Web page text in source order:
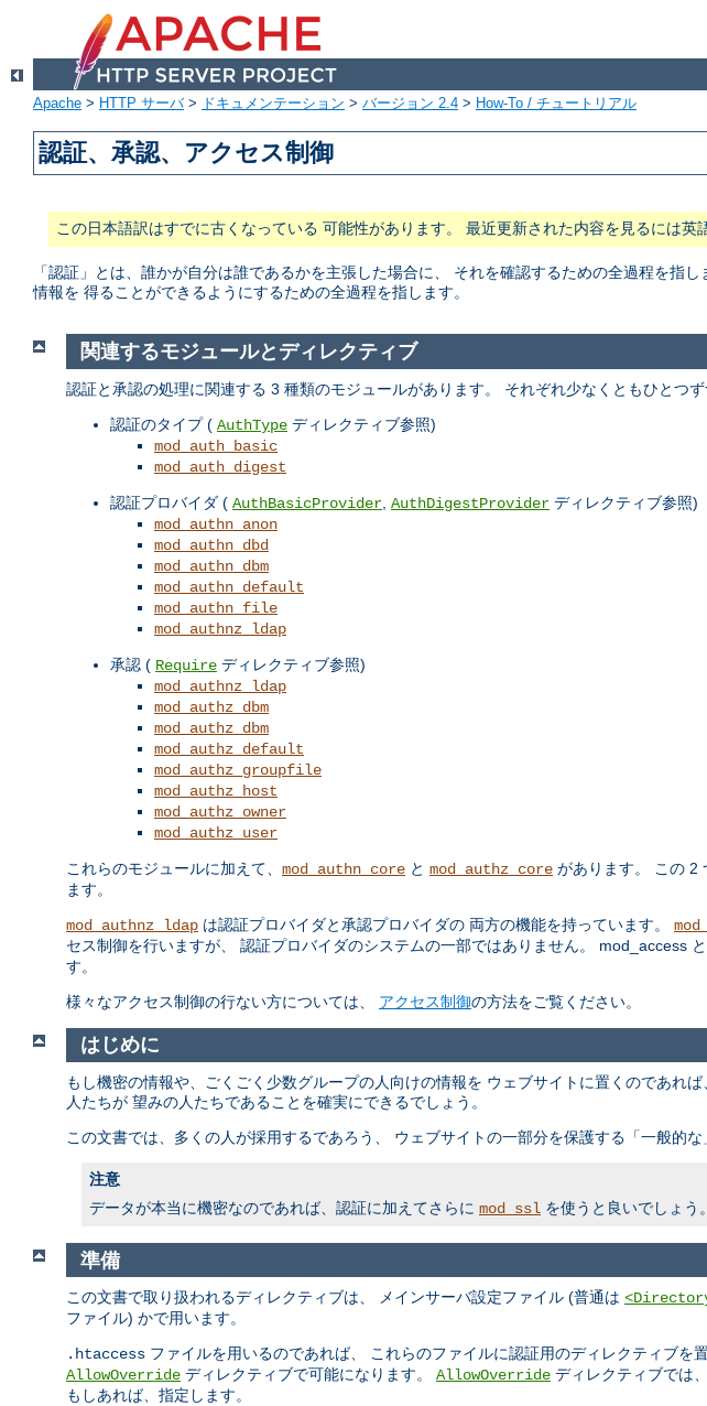
Apache > HTTP サーバ> ドキュメンテーション > バージョン 2.4 > How-To / チュートリアル
認証、承認、アクセス制御
この日本語訳はすでに古くなっている 可能性があります。 最近更新された内容を見るには英
「認証」とは、誰かが自分は誰であるかを主張した場合に、 それを確認するための全過程を指
情報を 得ることができるようにするための全過程を指します。
関連するモジュールとディレクティブ
認証と承認の処理に関連する 3 種類のモジュールがあります。 それぞれ少なくともひとつず
認証のタイプ ( AuthType ディレクティブ参照)
mod_auth_basic
mod_auth_digest
認証プロバイダ ( AuthBasicProvider AuthDigestProvider ディレクティブ参照)
mod_authn_anon
mod_authn_dbd
mod_authn_dbm
mod_authn_default
mod_authn_file
mod_authnz_ldap
承認 ( Require ディレクティブ参照)
mod_authnz_ldap
mod_authz_dbm
mod_authz_dbm
mod_authz_default
mod_authz_groupfile
mod_authz_host
mod_authz_owner
mod_authz_user
これらのモジュールに加えて、 mod_authn_core と mod_authz_core があります。 この 2
ます。
mod_authnz_ldap は認証プロバイダと承認プロバイダの 両方の機能を持っています。
セス制御を行いますが、 認証プロバイダのシステムの一部ではありません。 mod_access
す。
様々なアクセス制御の行ない方については、 アクセス制御の方法をご覧ください。
はじめに
もし機密の情報や、ごくごく少数グループの人向けの情報を ウェブサイトに置くのであれ
人たちが 望みの人たちであることを確実にできるでしょう。
この文書では、多くの人が採用するであろう、 ウェブサイトの一部分を保護する「一般的な
注意
データが本当に機密なのであれば、認証に加えてさらに mod_ssl を使うと良いでしょう。
準備
この文書で取り扱われるディレクティブは、 メインサーバ設定ファイル (普通は
ファイル) かで用います。
.htaccess ファイルを用いるのであれば、 これらのファイルに認証用のディレクティブ
AllowOverride ディレクティブで可能になります。 AllowOverride ディレクティブでは
もしあれば、指定します。